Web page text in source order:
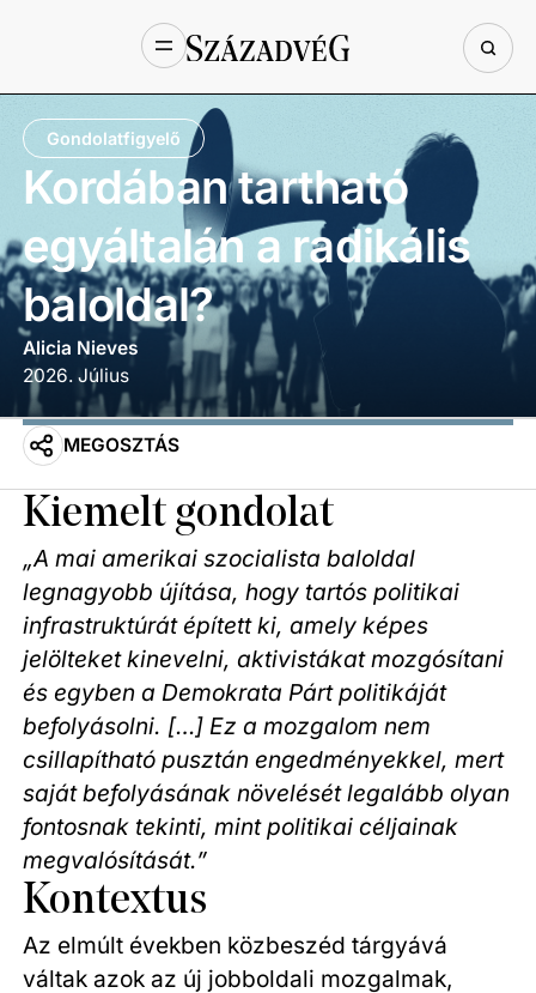
Gondolatfigyelő
Kordában tartható
egyáltalán a radikális
baloldal?
Alicia Nieves
2026.Július
MEGOSZTÁS
Kiemelt gondolat
„A mai amerikai szocialista baloldal
legnagyobb újítása, hogy tartós politikai
infrastruktúrát épített ki, amely képes
jelölteket kinevelni, aktivistákat mozgósítani
és egyben a Demokrata Párt politikáját
befolyásolni. […] Ez a mozgalom nem
csillapítható pusztán engedményekkel, mert
saját befolyásának növelését legalább olyan
fontosnak tekinti, mint politikai céljainak
megvalósítását.”
Kontextus
Az elmúlt években közbeszéd tárgyává
váltak azok az új jobboldali mozgalmak,